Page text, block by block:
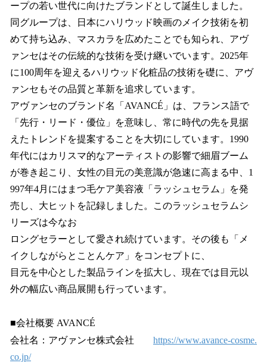
ープの若い世代に向けたブランドとして誕生しました。
同グループは、日本にハリウッド映画のメイク技術を初
めて持ち込み、マスカラを広めたことでも知られ、アヴ
ァンセはその伝統的な技術を受け継いでいます。2025年
に100周年を迎えるハリウッド化粧品の技術を礎に、アヴ
ァンセもその品質と革新を追求しています。
アヴァンセのブランド名「AVANCÉ」は、フランス語で
「先行・リード・優位」を意味し、常に時代の先を見据
えたトレンドを提案することを大切にしています。1990
年代にはカリスマ的なアーティストの影響で細眉ブーム
が巻き起こり、女性の目元の美意識が急速に高まる中、1
997年4月にはまつ毛ケア美容液「ラッシュセラム」を発
売し、大ヒットを記録しました。このラッシュセラムシ
リーズは今なお
ロングセラーとして愛され続けています。その後も「メ
イクしながらとことんケア」をコンセプトに、
目元を中心とした製品ラインを拡大し、現在では目元以
外の幅広い商品展開も行っています。
■会社概要 AVANCÉ
会社名：アヴァンセ株式会社 https://www.avance-cosme.
co.jp/